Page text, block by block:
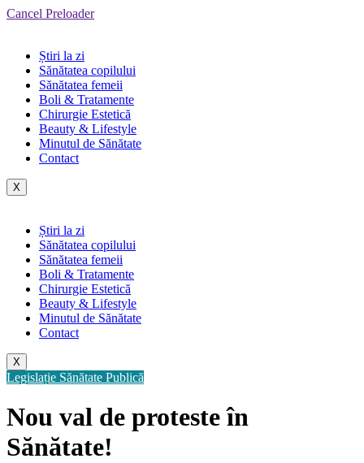
Cancel Preloader
Știri la zi
Sănătatea copilului
Sănătatea femeii
Boli & Tratamente
Chirurgie Estetică
Beauty & Lifestyle
Minutul de Sănătate
Contact
X
Știri la zi
Sănătatea copilului
Sănătatea femeii
Boli & Tratamente
Chirurgie Estetică
Beauty & Lifestyle
Minutul de Sănătate
Contact
X
Legislație Sănătate Publică
Nou val de proteste în
Sănătate!